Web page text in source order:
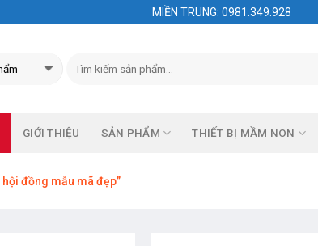
MIỀN TRUNG: 0981.349.928
GIỚI THIỆU SẢN PHẨM THIẾT BỊ MẦM NON
đồng mẫu mã đẹp”